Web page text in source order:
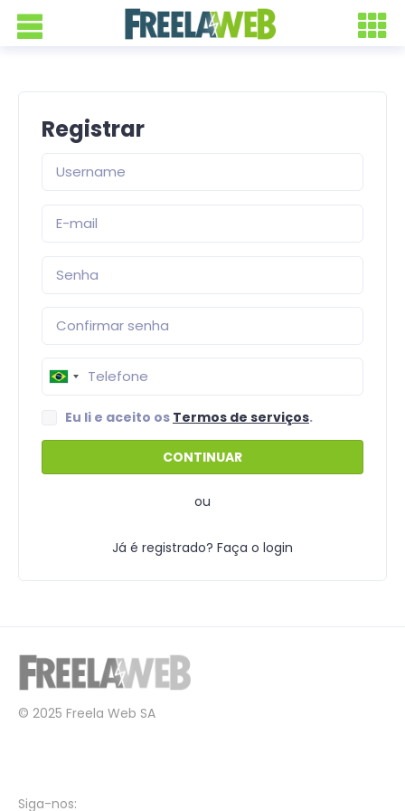
Registrar
Eu li e aceito os Termos de serviços.
ou
Já é registrado? Faça o login
© 2025 Freela Web SA
Siga-nos: